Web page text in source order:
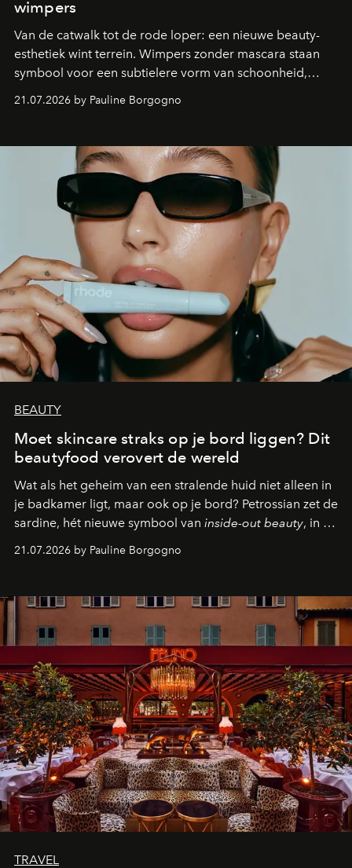
wimpers
Van de catwalk tot de rode loper: een nieuwe beauty-
esthetiek wint terrein. Wimpers zonder mascara staan
symbool voor een subtielere vorm van schoonheid,
waarin zelfvertrouwen belangrijker is dan een overvloed
aan make-up.
21.07.2026 by Pauline Borgogno
BEAUTY
Moet skincare straks op je bord liggen? Dit
beautyfood verovert de wereld
Wat als het geheim van een stralende huid niet alleen in
je badkamer ligt, maar ook op je bord? Petrossian zet de
sardine, hét nieuwe symbool van inside-out beauty, in de
kijker met twee gastronomische creaties.
21.07.2026 by Pauline Borgogno
TRAVEL